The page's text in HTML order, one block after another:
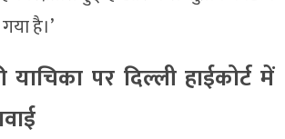
है।’
पर दिल्ली हाईकोर्ट में